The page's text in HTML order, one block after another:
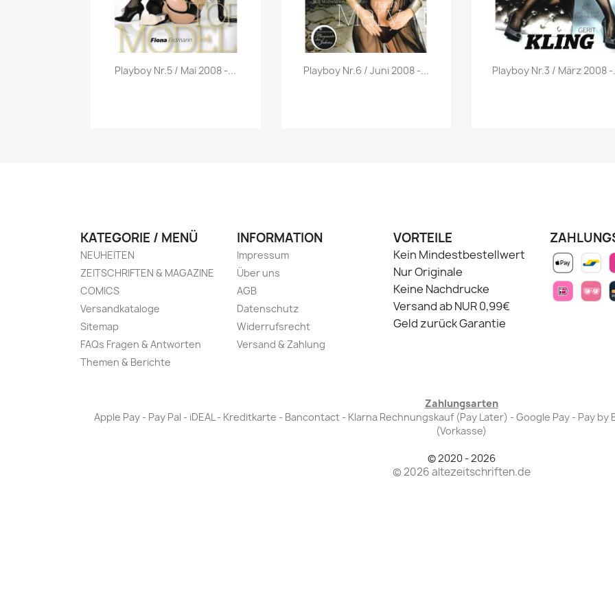
Vorschau
Playboy Nr.5 / Mai 2008 -... Vorschau
Playboy Nr.6 / Juni 2008 -... Vorschau
Playboy Nr.3 / März 2008 -
KATEGORIE / MENÜ
NEUHEITEN
ZEITSCHRIFTEN & MAGAZINE
COMICS
Versandkataloge
Sitemap
FAQs Fragen & Antworten
Themen & Berichte
INFORMATION
Impressum
Über uns
AGB
Datenschutz
Widerrufsrecht
Versand & Zahlung
VORTEILE
Kein Mindestbestellwert
Nur Originale
Keine Nachdrucke
Versand ab NUR 0,99€
Geld zurück Garantie
Zahlungsarten
Apple Pay - Pay Pal - iDEAL - Kreditkarte - Bancontact - Klarna Rechnungskauf (Pay Later) - Google Pay - Pay
(Vorkasse)
© 2020 - 2026
© 2026 altezeitschriften.de